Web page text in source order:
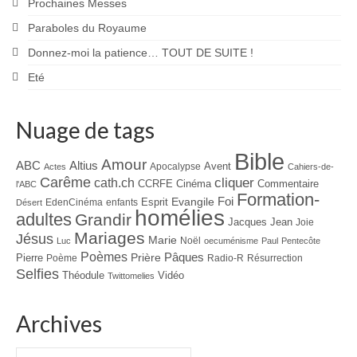
Prochaines Messes
Paraboles du Royaume
Donnez-moi la patience… TOUT DE SUITE !
Eté
Nuage de tags
ABC Actes Altius Amour Apocalypse Avent Bible Cahiers-de-
l'ABC Carême cath.ch CCRFE Cinéma cliquer Commentaire
Désert EdenCinéma enfants Esprit Evangile Foi Formation-
adultes Grandir homélies Jacques Jean Joie
Jésus Luc Mariages Marie Noël oecuménisme Paul Pentecôte
Pierre Poème Poèmes Prière Pâques Radio-R Résurrection
Selfies Théodule Twittomelies Vidéo
Archives